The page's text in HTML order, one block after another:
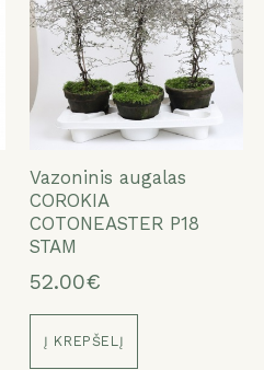
Vazoninis augalas
COROKIA
COTONEASTER P18
STAM
52.00€
Į KREPŠELĮ